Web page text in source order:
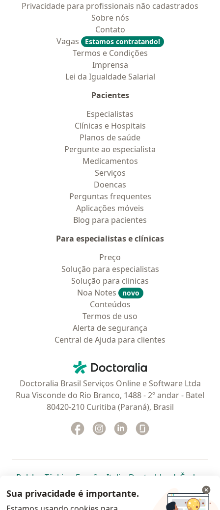
Privacidade para profissionais não cadastrados
Sobre nós
Contato
Vagas
Estamos contratando!
Termos e Condições
Imprensa
Lei da Igualdade Salarial
Pacientes
Especialistas
Clínicas e Hospitais
Planos de saúde
Pergunte ao especialista
Medicamentos
Serviços
Doencas
Perguntas frequentes
Aplicações móveis
Blog para pacientes
Para especialistas e clínicas
Preço
Solução para especialistas
Solução para clinicas
Noa Notes
novo
Conteúdos
Termos de uso
Alerta de segurança
Central de Ajuda para clientes
Doctoralia - Homepage
Doctoralia Brasil Serviços Online e Software Ltda
Rua Visconde do Rio Branco, 1488 - 2º andar - Batel
80420-210 Curitiba (Paraná), Brasil
Facebook
abre num novo separador
Instagram
abre num novo separador
Linkedin
abre num novo
Polska abre num novo separador
Türkiye abre num novo separador
España abre num novo separador
Italia abre num novo
Deutschlandabre num
Česko
Portugal abre num novo separador
, México abre num novo separador
, abre num novo separador
Brasil abre num novoabre num
abre
Colombia abre num novo
Sua privacidade é importante.